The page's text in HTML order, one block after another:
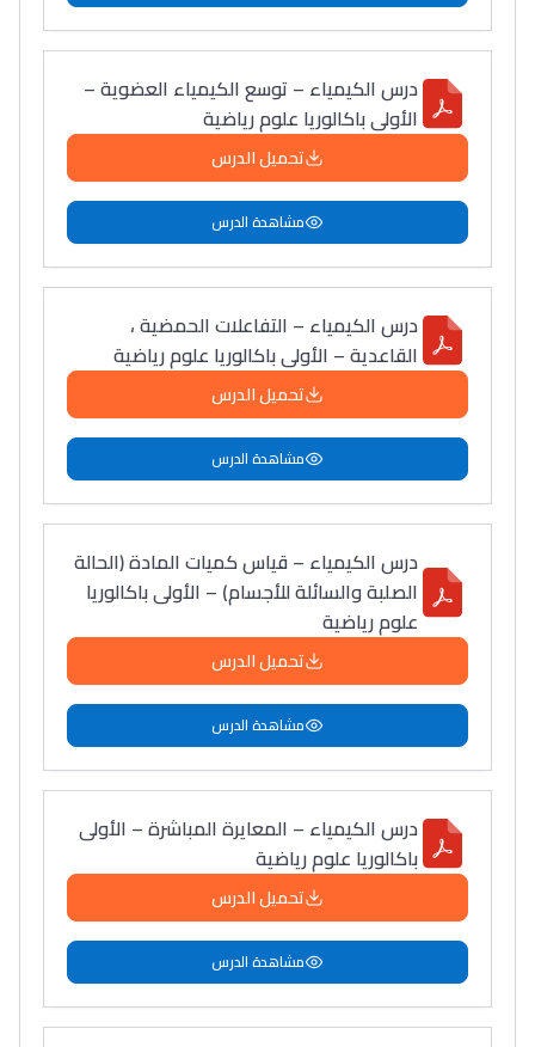
درس الكيمياء – توسع الكيمياء العضوية –
الأولى باكالوريا علوم رياضية
تحميل الدرس
مشاهدة الدرس
درس الكيمياء – التفاعلات الحمضية ،
القاعدية – الأولى باكالوريا علوم رياضية
تحميل الدرس
مشاهدة الدرس
درس الكيمياء – قياس كميات المادة (الحالة
الصلبة والسائلة للأجسام) – الأولى باكالوريا
علوم رياضية
تحميل الدرس
مشاهدة الدرس
درس الكيمياء – المعايرة المباشرة – الأولى
باكالوريا علوم رياضية
تحميل الدرس
مشاهدة الدرس